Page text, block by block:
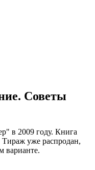
Советы
в 2009 году. Книга
уже распродан,
варианте.